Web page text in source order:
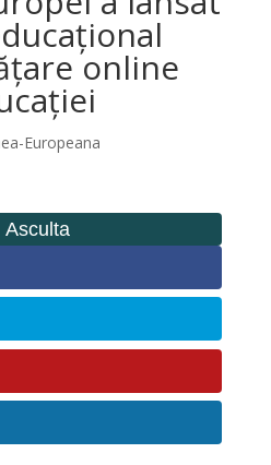
online
Europeana